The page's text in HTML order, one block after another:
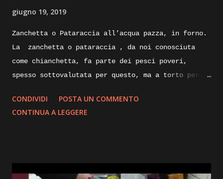
giugno 19, 2019
Zanchetta o Pataraccia all’acqua pazza, in forno.
La zanchetta o pataraccia , da noi conosciuta
come chianchetta, fa parte dei pesci poveri,
spesso sottovalutata per questo, ma a torto perche
grassi. Nelle sue taglie piccole e utilizzata
fritta, ma nelle taglie degli esemplari maturi
Andiamo quindi a prepararla oggi all’acqua pazza,
CONDIVIDI
POSTA UN COMMENTO
CONTINUA A LEGGERE